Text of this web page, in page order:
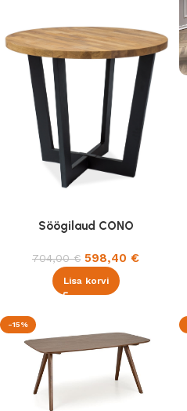
Söögilaud CONO
704,00€ 598,40 €
Lisa korvi
-15%